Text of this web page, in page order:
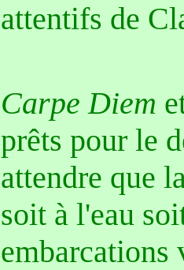
attentifs de
Carpe Diem
prêts pour le
attendre que
soit à l'eau
embarcations